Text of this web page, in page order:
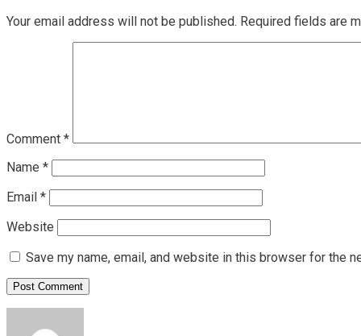
Your email address will not be published. Required fields are
Comment *
Name *
Email *
Website
Save my name, email, and website in this browser for the